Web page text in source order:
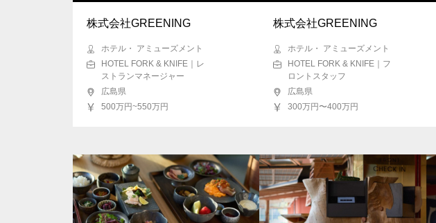
株式会社GREENING
ホテル・ アミューズメント
HOTEL FORK & KNIFE｜レ
ストランマネージャー
広島県
500万円~550万円
株式会社GREENING
ホテル・ アミューズメント
HOTEL FORK & KNIFE｜フ
ロントスタッフ
広島県
300万円〜400万円